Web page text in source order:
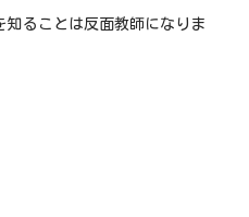
知ることは反面教師になりま